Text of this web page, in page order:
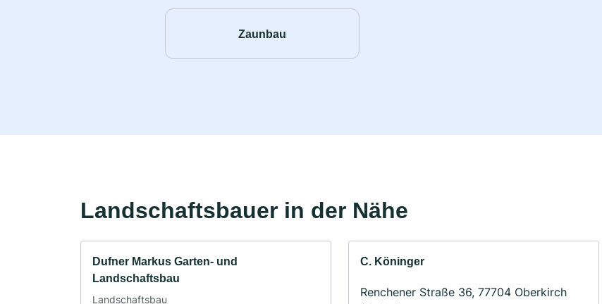
Zaunbau
Landschaftsbauer in der Nähe
Dufner Markus Garten- und
Landschaftsbau
Landschaftsbau
C. Köninger
Renchener Straße 36, 77704 Oberkirch